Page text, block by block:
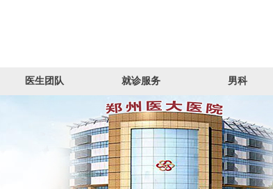
医生团队 就诊服务 男科